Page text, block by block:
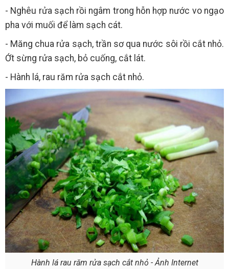
- Nghêu rửa sạch rồi ngâm trong hỗn hợp nước vo ngạo
pha với muối để làm sạch cát.
- Măng chua rửa sạch, trần sơ qua nước sôi rồi cắt nhỏ.
Ớt sừng rửa sạch, bỏ cuống, cắt lát.
- Hành lá, rau răm rửa sạch cắt nhỏ.
Hành lá rau răm rửa sạch cắt nhỏ - Ảnh Internet